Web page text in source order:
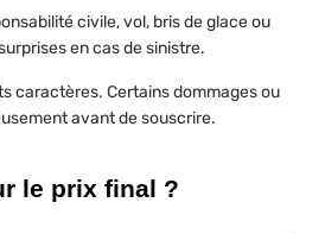
civile, vol, bris de glace ou
en cas de sinistre.
caractères. Certains dommages ou
avant de souscrire.
le prix final ?